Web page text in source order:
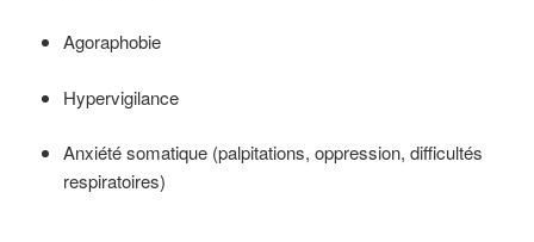
Agoraphobie
Hypervigilance
Anxiété somatique (palpitations, oppression, difficultés
respiratoires)